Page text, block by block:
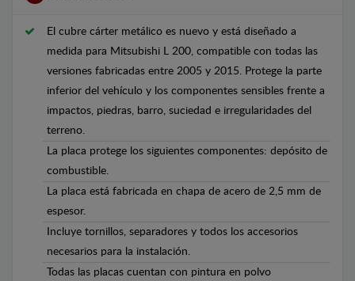
El cubre cárter metálico es nuevo y está diseñado a
medida para Mitsubishi L 200, compatible con todas las
versiones fabricadas entre 2005 y 2015. Protege la parte
inferior del vehículo y los componentes sensibles frente a
impactos, piedras, barro, suciedad e irregularidades del
terreno.
La placa protege los siguientes componentes: depósito de
combustible.
La placa está fabricada en chapa de acero de 2,5 mm de
espesor.
Incluye tornillos, separadores y todos los accesorios
necesarios para la instalación.
Todas las placas cuentan con pintura en polvo